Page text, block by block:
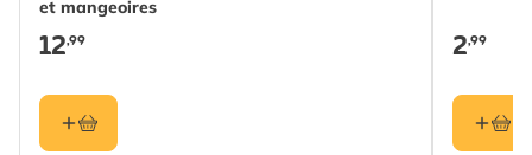
et mangeoires
12,99 2,99